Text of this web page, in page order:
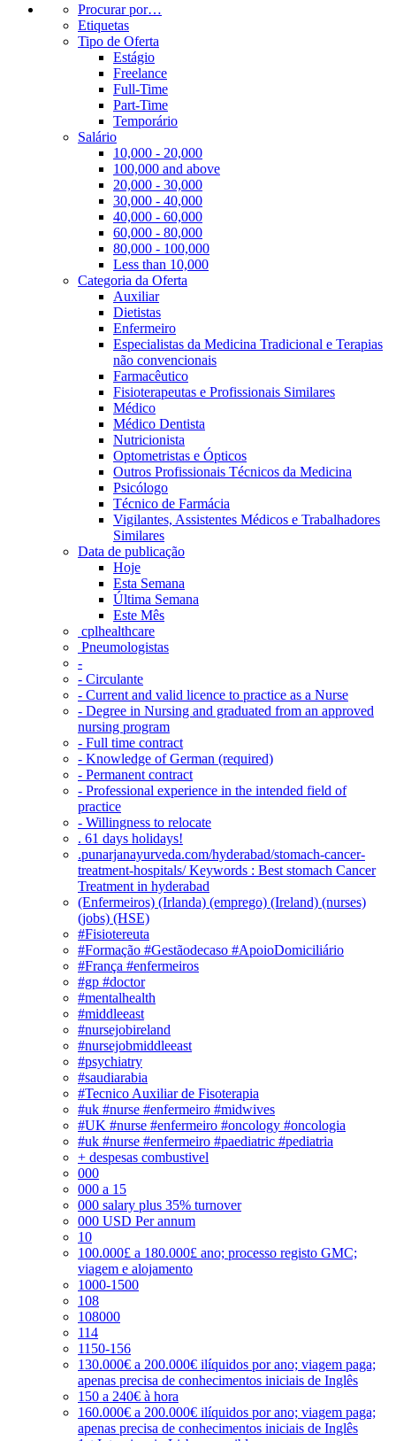
Procurar por…
Etiquetas
Tipo de Oferta
Estágio
Freelance
Full-Time
Part-Time
Temporário
Salário
10,000 - 20,000
100,000 and above
20,000 - 30,000
30,000 - 40,000
40,000 - 60,000
60,000 - 80,000
80,000 - 100,000
Less than 10,000
Categoria da Oferta
Auxiliar
Dietistas
Enfermeiro
Especialistas da Medicina Tradicional e Terapias
não convencionais
Farmacêutico
Fisioterapeutas e Profissionais Similares
Médico
Médico Dentista
Nutricionista
Optometristas e Ópticos
Outros Profissionais Técnicos da Medicina
Psicólogo
Técnico de Farmácia
Vigilantes, Assistentes Médicos e Trabalhadores
Similares
Data de publicação
Hoje
Esta Semana
Última Semana
Este Mês
‎ cplhealthcare‬
Pneumologistas
-
- Circulante
- Current and valid licence to practice as a Nurse
- Degree in Nursing and graduated from an approved
nursing program
- Full time contract
- Knowledge of German (required)
- Permanent contract
- Professional experience in the intended field of
practice
- Willingness to relocate
. 61 days holidays!
.punarjanayurveda.com/hyderabad/stomach-cancer-
treatment-hospitals/ Keywords : Best stomach Cancer
Treatment in hyderabad
(Enfermeiros) (Irlanda) (emprego) (Ireland) (nurses)
(jobs) (HSE)
#Fisiotereuta
#Formação #Gestãodecaso #ApoioDomiciliário
#França #enfermeiros
#gp #doctor
#mentalhealth
#middleeast
#nursejobireland
#nursejobmiddleeast
#psychiatry
#saudiarabia
#Tecnico Auxiliar de Fisoterapia
#uk #nurse #enfermeiro #midwives
#UK #nurse #enfermeiro #oncology #oncologia
#uk #nurse #enfermeiro #paediatric #pediatria
+ despesas combustivel
000
000 a 15
000 salary plus 35% turnover
000 USD Per annum
10
100.000£ a 180.000£ ano; processo registo GMC;
viagem e alojamento
1000-1500
108
108000
114
1150-156
130.000€ a 200.000€ ilíquidos por ano; viagem paga;
apenas precisa de conhecimentos iniciais de Inglês
150 a 240€ à hora
160.000€ a 200.000€ ilíquidos por ano; viagem paga;
apenas precisa de conhecimentos iniciais de Inglês